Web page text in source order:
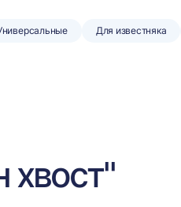
Для известняка
хвост"